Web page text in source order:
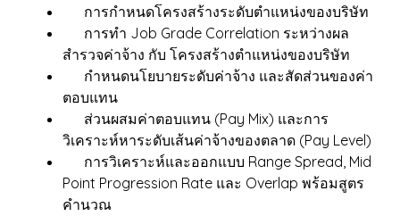
การกำหนดโครงสร้างระดับตำแหน่งของบริษัท
การทำ Job Grade Correlation ระหว่างผล
สำรวจค่าจ้าง กับ โครงสร้างตำแหน่งของบริษัท
กำหนดนโยบายระดับค่าจ้าง และสัดส่วนของค่า
ตอบแทน
ส่วนผสมค่าตอบแทน (Pay Mix) และการ
วิเคราะห์หาระดับเส้นค่าจ้างของตลาด (Pay Level)
การวิเคราะห์และออกแบบ Range Spread, Mid
Point Progression Rate และ Overlap พร้อมสูตร
คำนวณ